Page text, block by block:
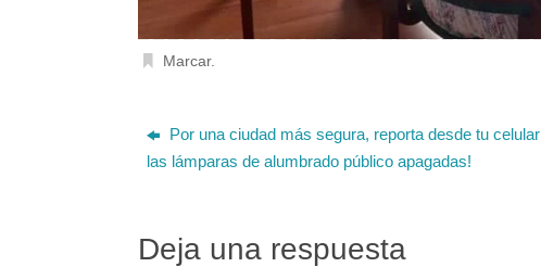
Marcar.
Por una ciudad más segura, reporta desde tu celular
las lámparas de alumbrado público apagadas!
Deja una respuesta